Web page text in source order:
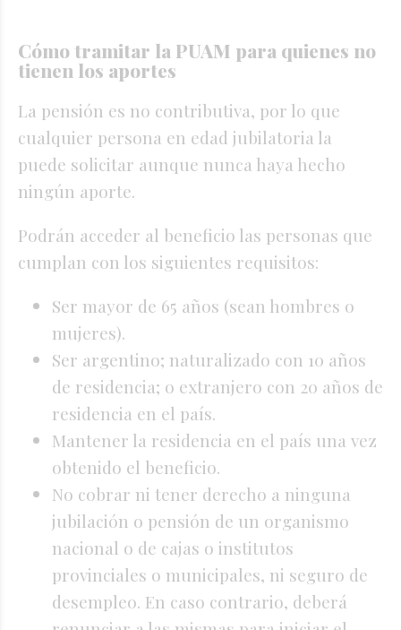
Cómo tramitar la PUAM para quienes no
tienen los aportes
La pensión es no contributiva, por lo que
cualquier persona en edad jubilatoria la
puede solicitar aunque nunca haya hecho
ningún aporte.
Podrán acceder al beneficio las personas que
cumplan con los siguientes requisitos:
Ser mayor de 65 años (sean hombres o
mujeres).
Ser argentino; naturalizado con 10 años
de residencia; o extranjero con 20 años de
residencia en el país.
Mantener la residencia en el país una vez
obtenido el beneficio.
No cobrar ni tener derecho a ninguna
jubilación o pensión de un organismo
nacional o de cajas o institutos
provinciales o municipales, ni seguro de
desempleo. En caso contrario, deberá